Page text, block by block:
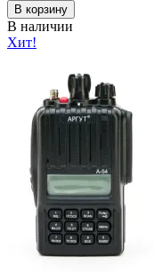
В корзину
В наличии
Хит!